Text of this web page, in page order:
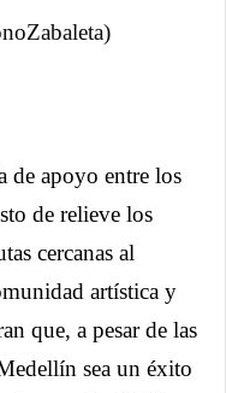
de apoyo entre los
de relieve los
cercanas al
artística y
que, a pesar de las
sea un éxito